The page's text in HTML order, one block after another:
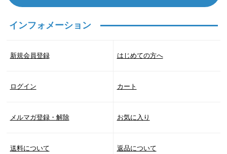
インフォメーション
新規会員登録 はじめての方へ
ログイン カート
メルマガ登録・解除 お気に入り
送料について 返品について